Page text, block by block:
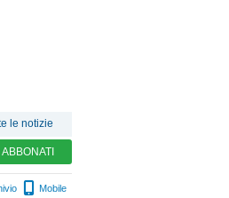
le notizie
ABBONATI
Mobile